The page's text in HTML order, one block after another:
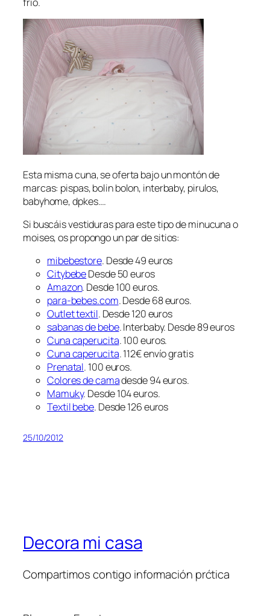
Esta misma cuna, se oferta bajo un montón de
marcas: pispas, bolin bolon, interbaby, pirulos,
babyhome, dpkes….
Si buscáis vestiduras para este tipo de minucuna o
moises, os propongo un par de sitios:
mibebestore. Desde 49 euros
CitybebeDesde 50 euros
Amazon. Desde 100 euros.
para-bebes.com. Desde 68 euros.
Outlet textil. Desde 120 euros
sabanas de bebe. Interbaby. Desde 89 euros
Cuna caperucita. 100 euros.
Cuna caperucita. 112€ envío gratis
Prenatal. 100 euros.
Colores de camadesde 94 euros.
Mamuky. Desde 104 euros.
Textil bebe. Desde 126 euros
25/10/2012
Decora mi casa
Compartimos contigo información prćtica